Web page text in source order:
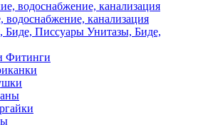
водоснабжение, канализация
Унитазы, Биде,
Фитинги